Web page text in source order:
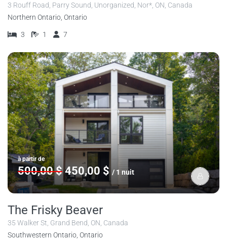
3 Rouff Road, Parry Sound, Unorganized, Nor*, ON, Canada
Northern Ontario, Ontario
3 1 7
à partir de
500,00 $ 450,00 $ / 1 nuit
The Frisky Beaver
35 Walker St, Grand Bend, ON, Canada
Southwestern Ontario, Ontario